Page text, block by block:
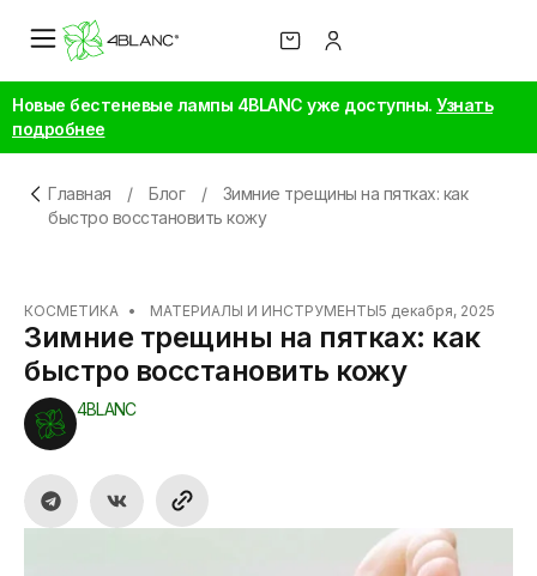
Новые бестеневые лампы 4BLANC уже доступны. Узнать
подробнее
Главная / Блог /
Зимние трещины на пятках: как
быстро восстановить кожу
КОСМЕТИКА • МАТЕРИАЛЫ И ИНСТРУМЕНТЫ5 декабря, 2025
Зимние трещины на пятках: как
быстро восстановить кожу
4BLANC